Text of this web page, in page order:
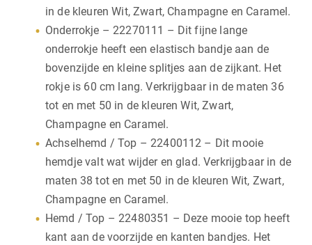
in de kleuren Wit, Zwart, Champagne en Caramel.
Onderrokje – 22270111 – Dit fijne lange
onderrokje heeft een elastisch bandje aan de
bovenzijde en kleine splitjes aan de zijkant. Het
rokje is 60 cm lang. Verkrijgbaar in de maten 36
tot en met 50 in de kleuren Wit, Zwart,
Champagne en Caramel.
Achselhemd / Top – 22400112 – Dit mooie
hemdje valt wat wijder en glad. Verkrijgbaar in de
maten 38 tot en met 50 in de kleuren Wit, Zwart,
Champagne en Caramel.
Hemd / Top – 22480351 – Deze mooie top heeft
kant aan de voorzijde en kanten bandjes. Het